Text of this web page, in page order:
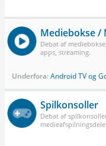
Mediebokse /
Debat af
apps, streaming.
Underfora:Android TV og
Spilkonsoller
Debat af